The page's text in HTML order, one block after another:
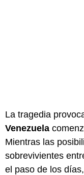
La tragedia
Venezuela
Mientras las
sobrevivientes
el paso de los